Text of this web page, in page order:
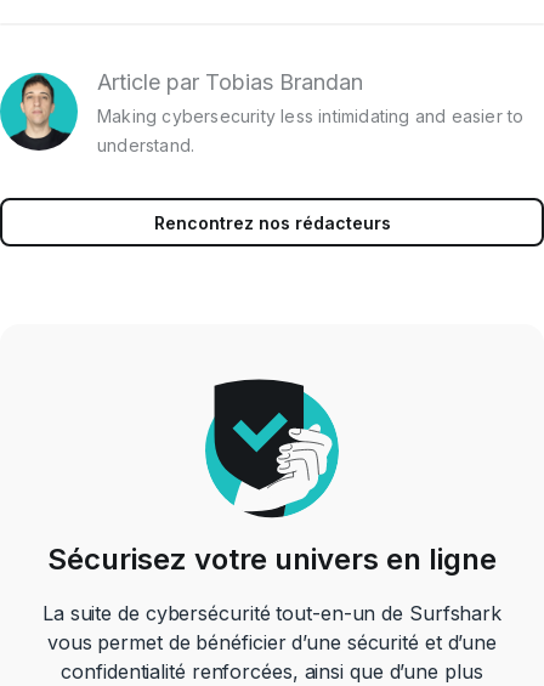
Article par Tobias Brandan
Making cybersecurity less intimidating and easier to
understand.
Rencontrez nos rédacteurs
Sécurisez votre univers en ligne
La suite de cybersécurité tout-en-un de Surfshark
vous permet de bénéficier d’une sécurité et d’une
confidentialité renforcées, ainsi que d’une plus